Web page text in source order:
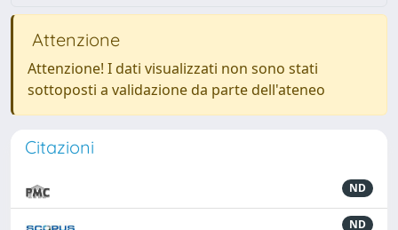
Attenzione
Attenzione! I dati visualizzati non sono stati
sottoposti a validazione da parte dell'ateneo
Citazioni
ND
ND